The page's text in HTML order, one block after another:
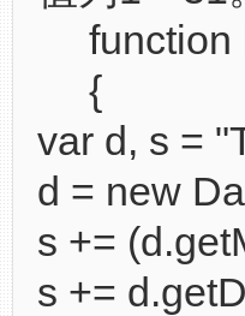
function
{
var d, s =
d = new
s +=
s +=